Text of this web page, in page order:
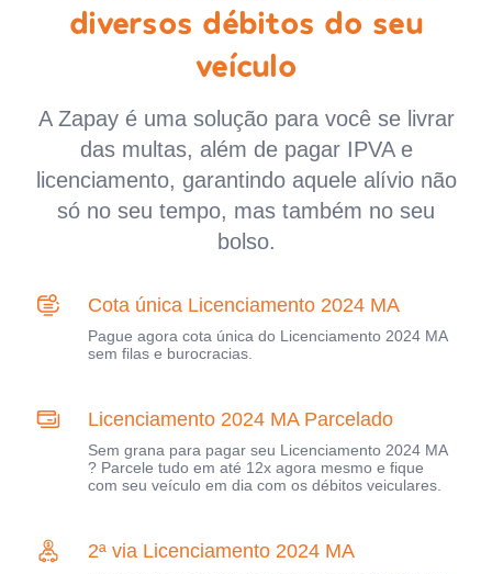
diversos débitos do seu
veículo
A Zapay é uma solução para você se livrar
das multas, além de pagar IPVA e
licenciamento, garantindo aquele alívio não
só no seu tempo, mas também no seu
bolso.
Cota única Licenciamento 2024 MA
Pague agora cota única do Licenciamento 2024 MA
sem filas e burocracias.
Licenciamento 2024 MA Parcelado
Sem grana para pagar seu Licenciamento 2024 MA
? Parcele tudo em até 12x agora mesmo e fique
com seu veículo em dia com os débitos veiculares.
2ª via Licenciamento 2024 MA